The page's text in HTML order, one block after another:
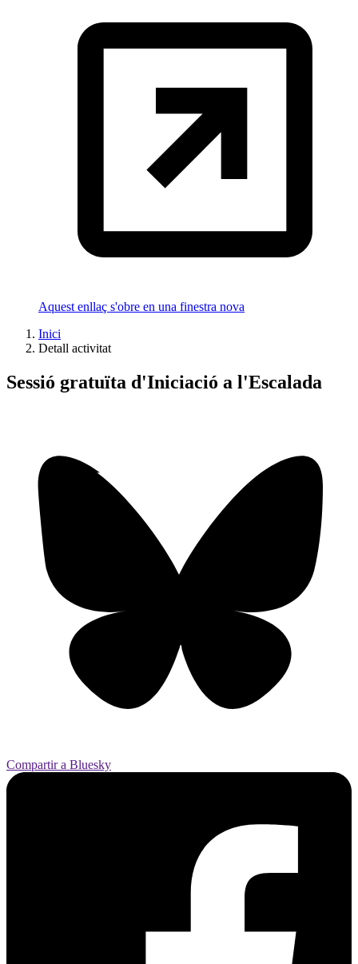
Aquest enllaç s'obre en una finestra nova
Inici
Detall activitat
Sessió gratuïta d'Iniciació a l'Escalada
Compartir a Bluesky